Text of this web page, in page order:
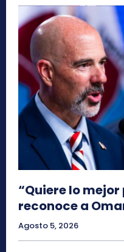
“Quiere lo mejor
reconoce a
Agosto 5, 2026